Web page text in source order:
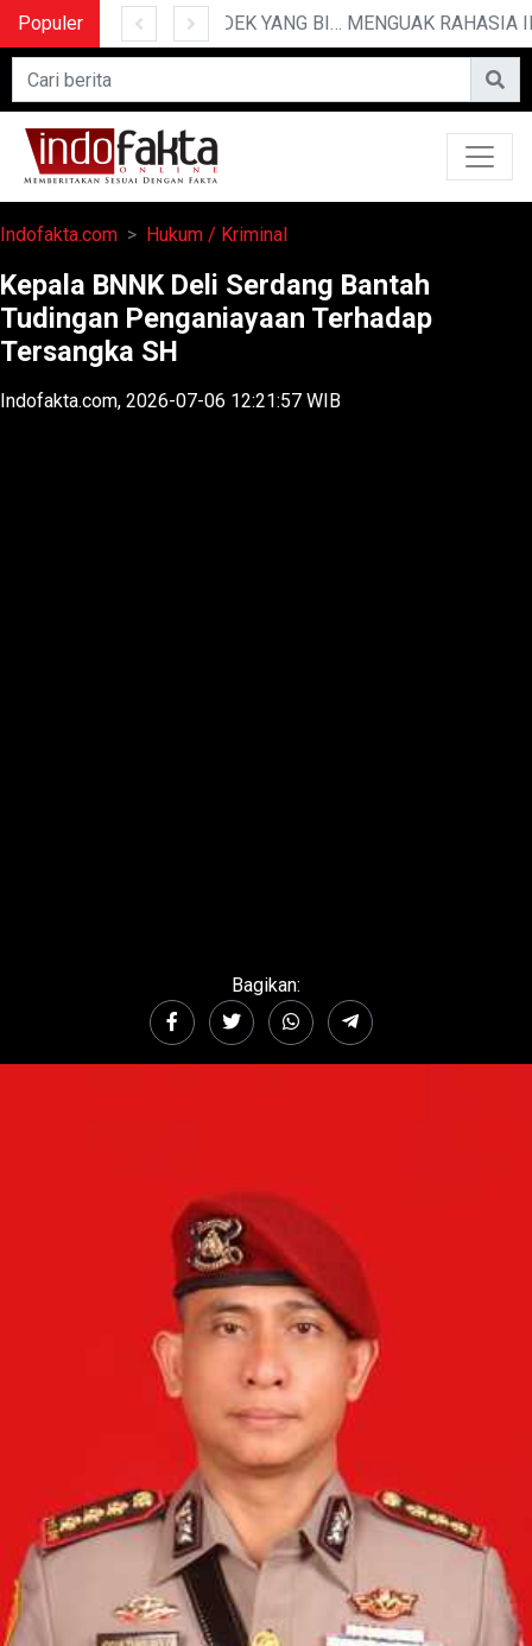
Populer 10 CERITA LUCU PENDEK YANG BIKIN NGAKAK
Indofakta.com Hukum / Kriminal
Kepala BNNK Deli Serdang Bantah
Tudingan Penganiayaan Terhadap
Tersangka SH
Indofakta.com, 2026-07-06 12:21:57 WIB
Bagikan: